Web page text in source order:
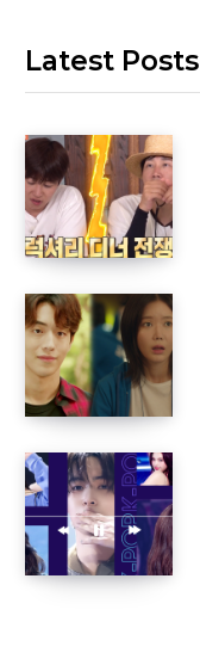
Latest Posts